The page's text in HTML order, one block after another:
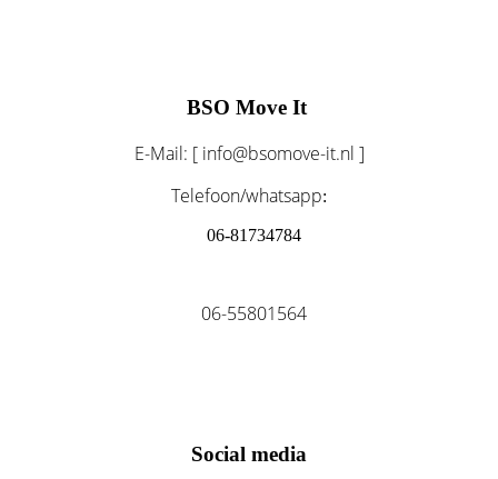
BSO Move It
E-Mail: [ info@bsomove-it.nl ]
Telefoon/whatsapp:
06-81734784
06-55801564
Social media